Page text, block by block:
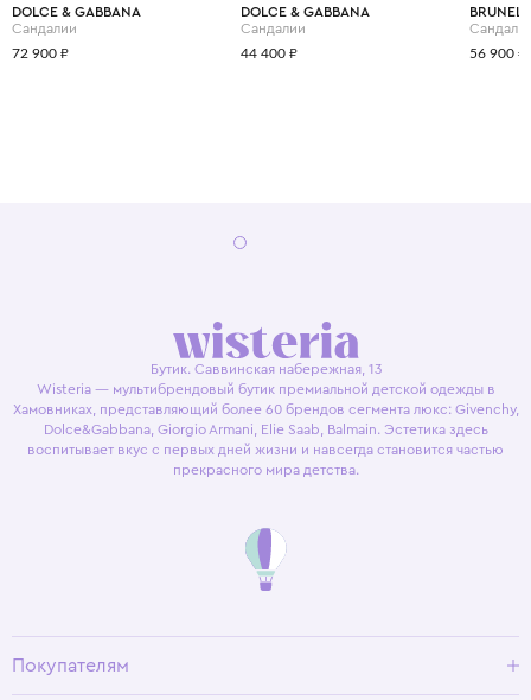
DOLCE & GABBANA
Сандалии
72 900 ₽
DOLCE & GABBANA
Сандалии
44 400 ₽ 56 900 ₽
Бутик. Саввинская набережная, 13
Wisteria — мультибрендовый бутик премиальной детской одежды в
Хамовниках, представляющий более 60 брендов сегмента люкс: Givenchy,
Dolce&Gabbana, Giorgio Armani, Elie Saab, Balmain. Эстетика здесь
воспитывает вкус с первых дней жизни и навсегда становится частью
прекрасного мира детства.
Покупателям